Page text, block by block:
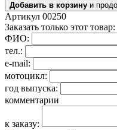
Добавить в корзину и
Артикул 00250
Заказать только этот товар:
ФИО:
тел.:
e-mail:
мотоцикл:
год выпуска:
комментарии
к заказу: